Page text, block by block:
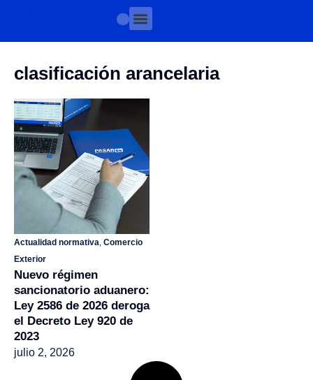
clasificación arancelaria
Actualidad normativa, Comercio
Exterior
Nuevo régimen
sancionatorio aduanero:
Ley 2586 de 2026 deroga
el Decreto Ley 920 de
2023
julio 2, 2026